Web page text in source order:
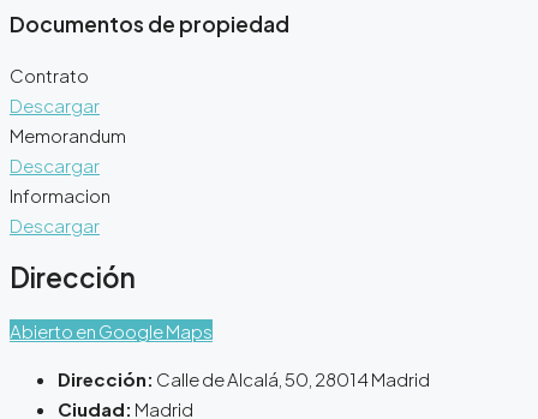
Documentos de propiedad
Contrato
Descargar
Memorandum
Descargar
Informacion
Descargar
Dirección
Abierto en Google Maps
Dirección: Calle de Alcalá, 50, 28014 Madrid
Ciudad: Madrid